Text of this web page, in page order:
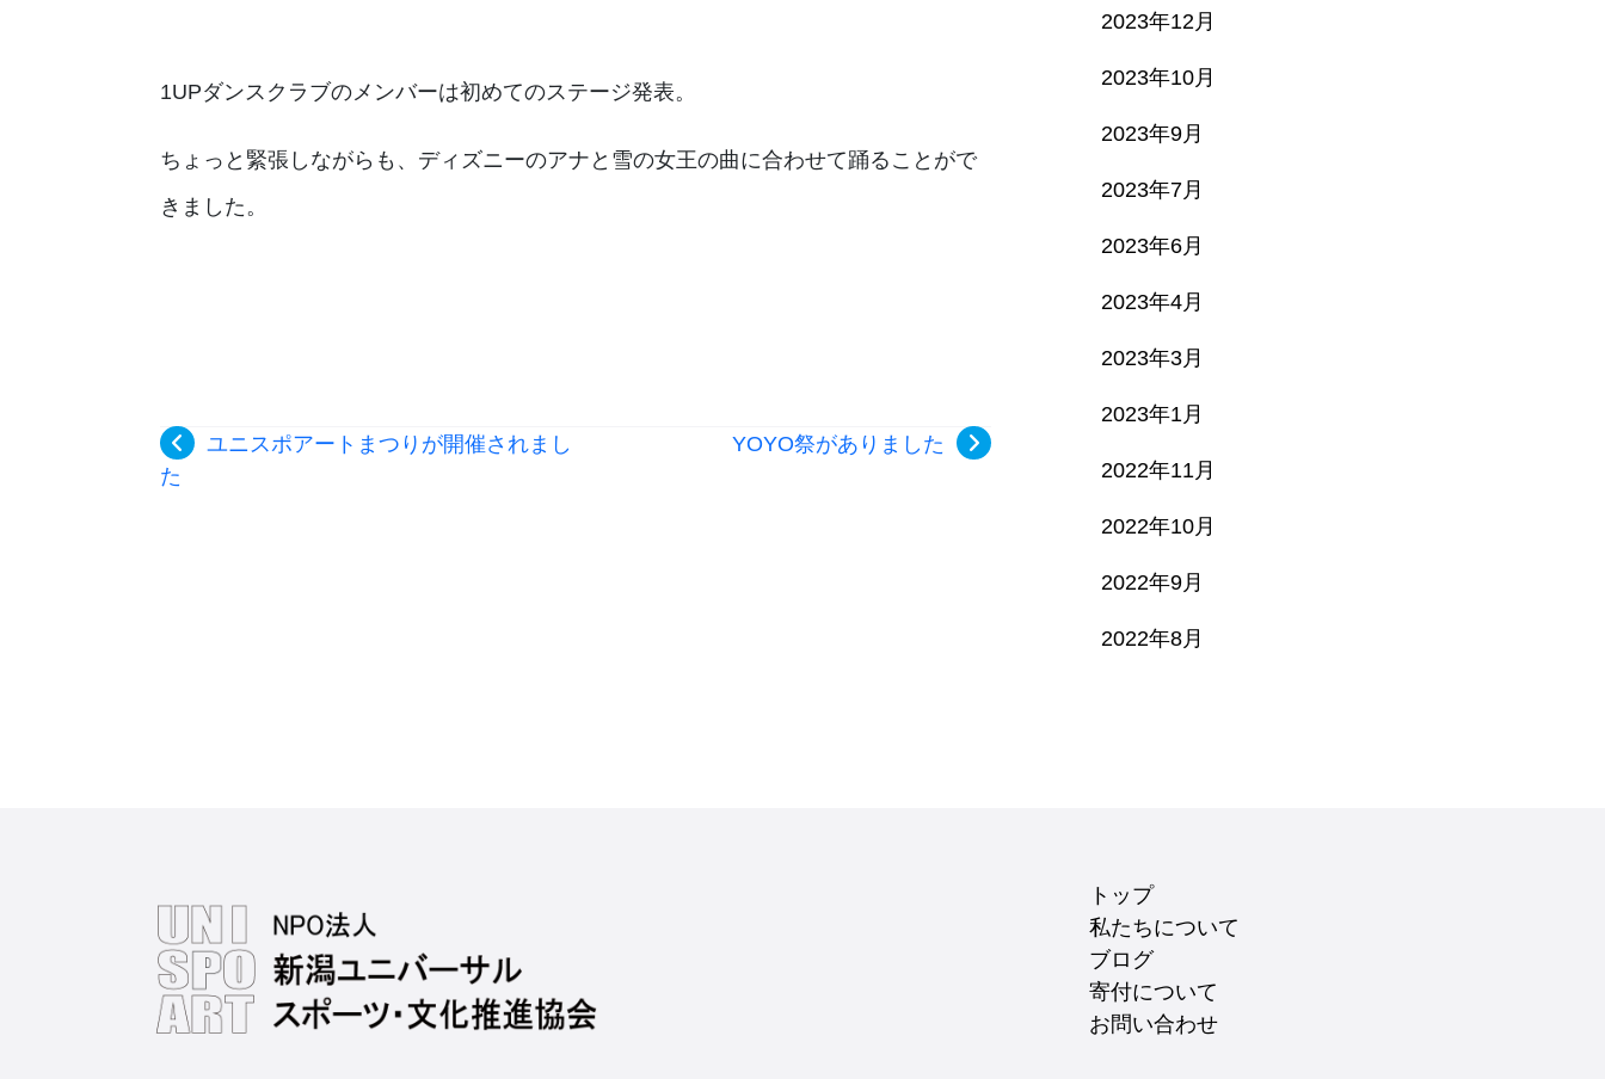
1UPダンスクラブのメンバーは初めてのステージ発表。
ちょっと緊張しながらも、ディズニーのアナと雪の女王の曲に合わせて踊ることがで
きました。
ユニスポアートまつりが開催されまし
た
YOYO祭がありました
2023年12月
2023年10月
2023年9月
2023年7月
2023年6月
2023年4月
2023年3月
2023年1月
2022年11月
2022年10月
2022年9月
2022年8月
トップ
私たちについて
ブログ
寄付について
お問い合わせ